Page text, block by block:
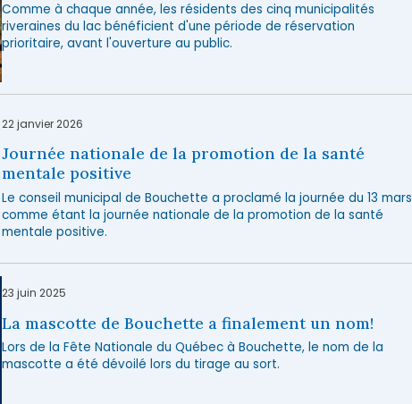
Comme à chaque année, les résidents des cinq municipalités
riveraines du lac bénéficient d'une période de réservation
prioritaire, avant l'ouverture au public.
22 janvier 2026
Journée nationale de la promotion de la santé
mentale positive
Le conseil municipal de Bouchette a proclamé la journée du 13 mars
comme étant la journée nationale de la promotion de la santé
mentale positive.
23 juin 2025
La mascotte de Bouchette a finalement un nom!
Lors de la Fête Nationale du Québec à Bouchette, le nom de la
mascotte a été dévoilé lors du tirage au sort.